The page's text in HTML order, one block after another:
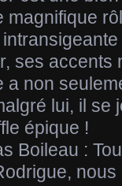
magnifique
ses accents
a non
lui, il se
épique !
Boileau :